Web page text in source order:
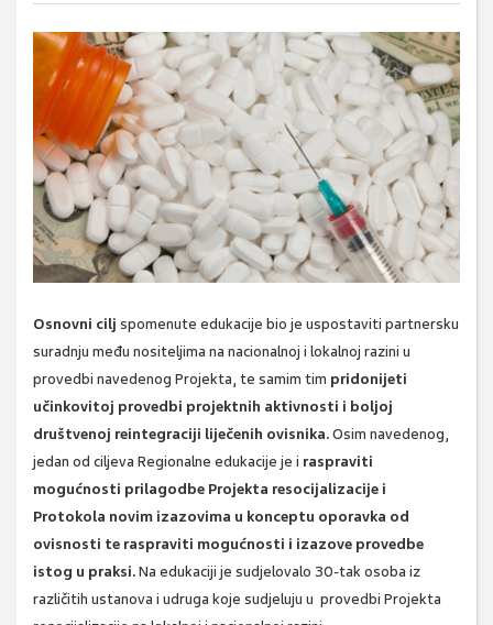
Osnovni cilj spomenute edukacije bio je uspostaviti partnersku
suradnju među nositeljima na nacionalnoj i lokalnoj razini u
provedbi navedenog Projekta, te samim tim pridonijeti
učinkovitoj provedbi projektnih aktivnosti i boljoj
društvenoj reintegraciji liječenih ovisnika.Osim navedenog,
jedan od ciljeva Regionalne edukacije je i raspraviti
mogućnosti prilagodbe Projekta resocijalizacije i
Protokola novim izazovima u konceptu oporavka od
ovisnosti te raspraviti mogućnosti i izazove provedbe
istog u praksi.Na edukaciji je sudjelovalo 30-tak osoba iz
različitih ustanova i udruga koje sudjeluju u provedbi Projekta